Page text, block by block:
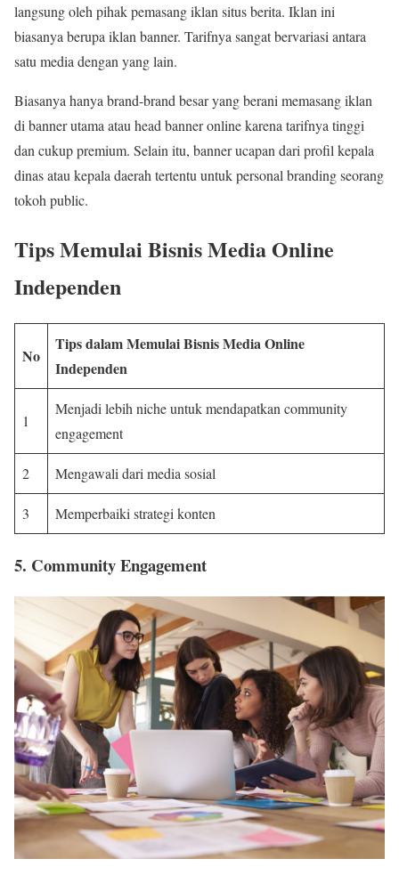
langsung oleh pihak pemasang iklan situs berita. Iklan ini
biasanya berupa iklan banner. Tarifnya sangat bervariasi antara
satu media dengan yang lain.
Biasanya hanya brand-brand besar yang berani memasang iklan
di banner utama atau head banner online karena tarifnya tinggi
dan cukup premium. Selain itu, banner ucapan dari profil kepala
dinas atau kepala daerah tertentu untuk personal branding seorang
tokoh public.
Tips Memulai Bisnis Media Online
Independen
No
Tips dalam Memulai Bisnis Media Online
Independen
1
Menjadi lebih niche untuk mendapatkan community
engagement
2 Mengawali dari media sosial
3 Memperbaiki strategi konten
5. Community Engagement